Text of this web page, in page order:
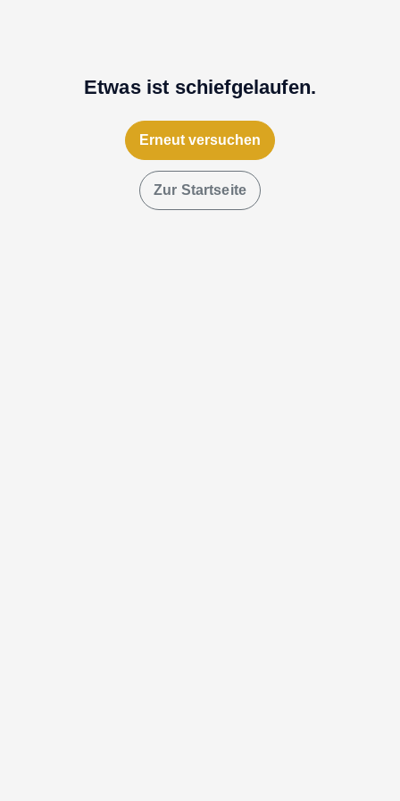
Etwas ist schiefgelaufen.
Erneut versuchen
Zur Startseite